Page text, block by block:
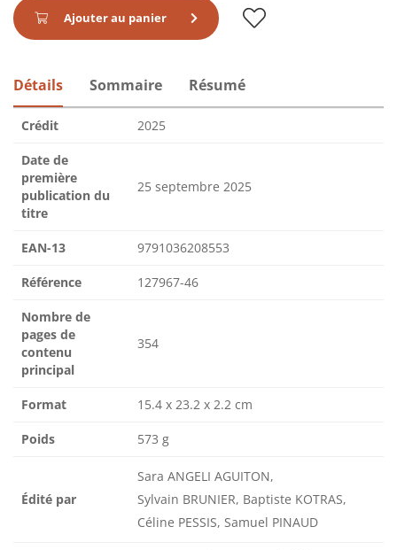
Ajouter au panier
Détails Sommaire Résumé
Crédit 2025
Date de
première
publication du
titre
25 septembre 2025
EAN-13 9791036208553
Référence 127967-46
Nombre de
pages de
contenu
principal
354
Format 15.4 x 23.2 x 2.2 cm
Poids 573 g
Édité par
Sara ANGELI AGUITON,
Sylvain BRUNIER, Baptiste KOTRAS,
Céline PESSIS, Samuel PINAUD